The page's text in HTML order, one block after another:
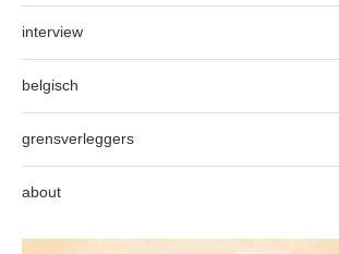
interview
belgisch
grensverleggers
about